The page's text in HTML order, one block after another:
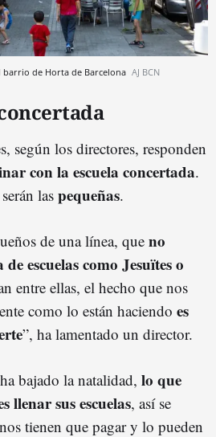
barrio de Horta de Barcelona AJ BCN
según los directores, responden
con la escuela concertada.
las pequeñas.
de una línea, queno
escuelas como Jesuïtes o
entre ellas, el hecho que nos
como lo están haciendo es
”, ha lamentado un director.
bajado la natalidad, lo que
llenar sus escuelas, así se
tienen que pagar y lo pueden